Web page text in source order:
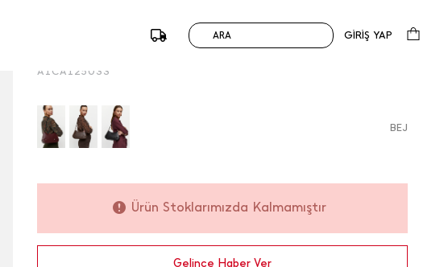
ARA GİRİŞ YAP
1 Değerlendirme
A1CA125033
BEJ
Ürün Stoklarımızda Kalmamıştır
Gelince Haber Ver